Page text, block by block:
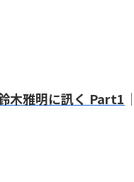
木雅明に訊く Part1